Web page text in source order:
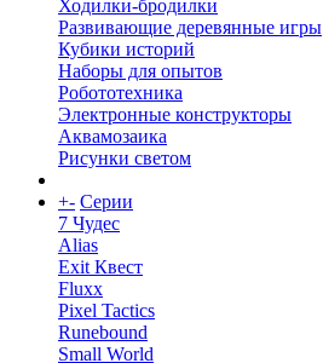
Ходилки-бродилки
Развивающие деревянные игры
Кубики историй
Наборы для опытов
Робототехника
Электронные конструкторы
Аквамозаика
Рисунки светом
+- Серии
7 Чудес
Alias
Exit Квест
Fluxx
Pixel Tactics
Runebound
Small World